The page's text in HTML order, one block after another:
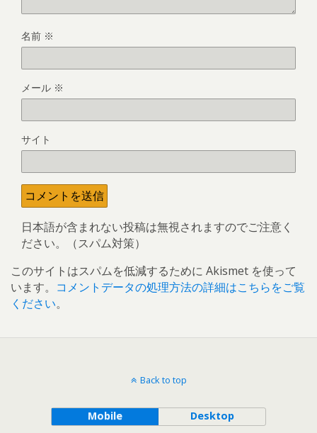
名前 ※
メール ※
サイト
日本語が含まれない投稿は無視されますのでご注意く
ださい。（スパム対策）
このサイトはスパムを低減するために Akismet を使って
います。 コメントデータの処理方法の詳細はこちらをご覧
ください。
Back to top
Mobile Desktop